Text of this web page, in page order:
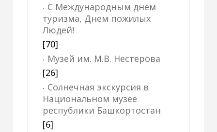
С Международным днем
туризма, Днем пожилых
Людей!
[70]
Музей им. М.В. Нестерова
[26]
Солнечная экскурсия в
Национальном музее
республики Башкортостан
[6]